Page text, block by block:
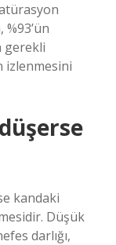
gerekli
izlenmesini
kandaki
Düşük
darlığı,